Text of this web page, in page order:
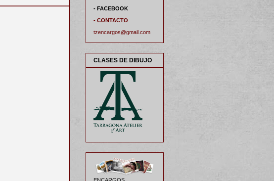
- FACEBOOK
- CONTACTO
tzencargos@gmail.com
CLASES DE DIBUJO